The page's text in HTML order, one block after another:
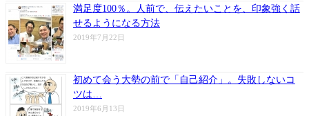
満足度100％。人前で、伝えたいことを、印象強く話
せるようになる方法
2019年7月22日
初めて会う大勢の前で「自己紹介」。失敗しないコ
ツは…
2019年6月13日